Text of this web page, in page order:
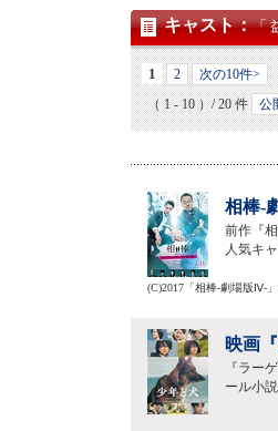
キャスト：「
1 2
次の10件>
（ 1 - 10 ）/ 20 件
公
相棒-
前作『
人気キ
(C)2017「相棒-劇場版Ⅳ-
映画
『ラー
ール小